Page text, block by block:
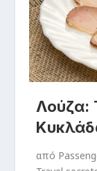
Λούζα:
από